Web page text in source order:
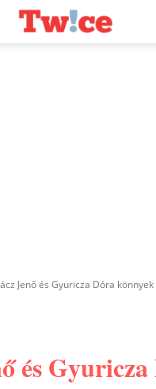
Jenő és Gyuricza Dóra
és